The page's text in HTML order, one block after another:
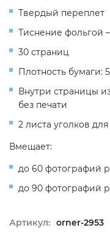
Твердый переплет
Тиснение фольгой
30 страниц
Плотность бумаги:
Внутри страницы
без печати
2 листа уголков
Вмещает:
до 60 фотографий
до 90 фотографий
Артикул: orner-2953